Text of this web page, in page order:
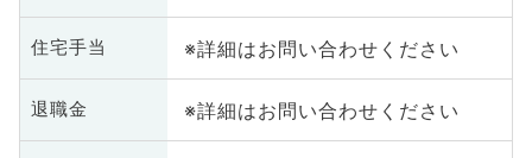
住宅手当 ※詳細はお問い合わせください
退職金 ※詳細はお問い合わせください